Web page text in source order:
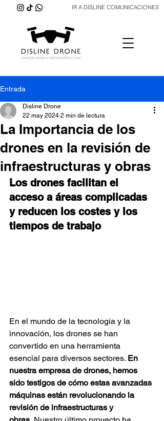
IR A DISLINE COMUNICACIONES
Entrada
La Importancia de los
drones en la revisión de
infraestructuras y obras
Disline Drone
22 may 2024 2 min de lectura
Los drones facilitan el
acceso a áreas complicadas
y reducen los costes y los
tiempos de trabajo
En el mundo de la tecnología y la
innovación, los drones se han
convertido en una herramienta
esencial para diversos sectores. En
nuestra empresa de drones, hemos
sido testigos de cómo estas avanzadas
máquinas están revolucionando la
revisión de infraestructuras y